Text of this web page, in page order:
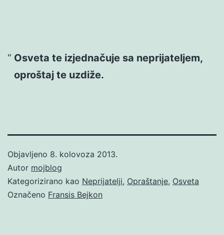
Osveta te izjednačuje sa neprijateljem,
oproštaj te uzdiže.
Objavljeno 8. kolovoza 2013.
Autor mojblog
Kategorizirano kao Neprijatelji, Opraštanje, Osveta
Označeno Fransis Bejkon